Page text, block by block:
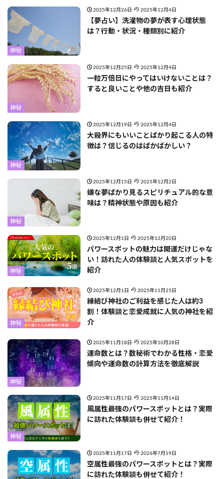
神秘
2025年12月26日 2025年12月4日
【夢占い】洗濯物の夢が表す心理状態
は？行動・状況・種類別に紹介
神秘
2025年12月25日 2025年12月4日
一粒万倍日にやってはいけないことは？
すると良いことや他の吉日も紹介
神秘
2025年12月19日 2025年12月4日
大殺界にもいいことばかり起こる人の特
徴は？信じるのはばかばかしい？
神秘
2025年12月15日 2025年12月2日
嫌な夢ばかり見るスピリチュアル的な意
味は？精神状態や原因も紹介
神秘
2025年12月1日 2025年12月20日
パワースポットの魅力は開運だけじゃな
い！訪れた人の体験談と人気スポットを
紹介
神秘
2025年12月1日 2025年11月25日
縁結び神社のご利益を感じた人は約3
割！体験談と恋愛成就に人気の神社を紹
介
神秘
2025年11月18日 2025年10月28日
運命数とは？数秘術でわかる性格・恋愛
傾向や運命数の計算方法を徹底解説
神秘
2025年11月17日 2025年11月14日
風属性最強のパワースポットとは？実際
に訪れた体験談も併せて紹介！
2025年11月17日 2026年7月19日
空属性最強のパワースポットとは？実際
に訪れた体験談も併せて紹介！